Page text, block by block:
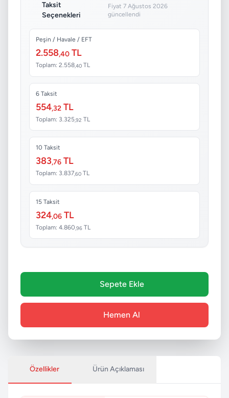
Taksit
Seçenekleri
Fiyat 7 Ağustos 2026
güncellendi
Peşin / Havale / EFT
2.558,40 TL
Toplam: 2.558,40 TL
6 Taksit
554,32 TL
Toplam: 3.325,92 TL
10 Taksit
383,76 TL
Toplam: 3.837,60 TL
15 Taksit
324,06 TL
Toplam: 4.860 ,96 TL
Sepete Ekle
Hemen Al
Özellikler Ürün Açıklaması